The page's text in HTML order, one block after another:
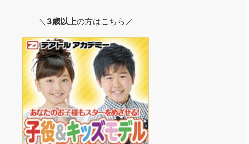
＼ 3歳以上の方はこちら／